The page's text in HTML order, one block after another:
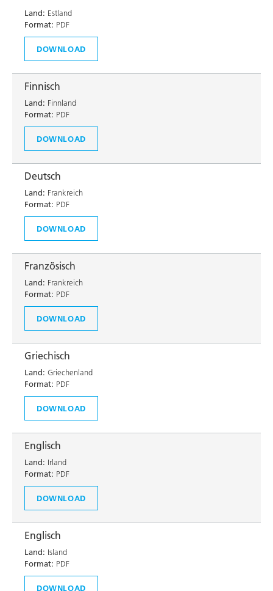
Land: Estland
Format: PDF
DOWNLOAD
Finnisch
Land: Finnland
Format: PDF
DOWNLOAD
Deutsch
Land: Frankreich
Format: PDF
DOWNLOAD
Französisch
Land: Frankreich
Format: PDF
DOWNLOAD
Griechisch
Land: Griechenland
Format: PDF
DOWNLOAD
Englisch
Land: Irland
Format: PDF
DOWNLOAD
Englisch
Land: Island
Format: PDF
DOWNLOAD